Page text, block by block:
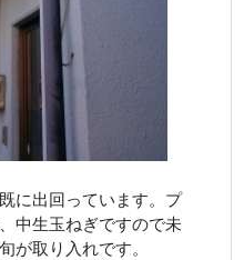
に出回っています。プ
中生玉ねぎですので未
が取り入れです。